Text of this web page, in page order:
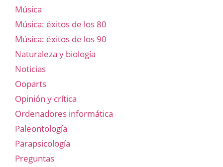
Música
Música: éxitos de los 80
Música: éxitos de los 90
Naturaleza y biología
Noticias
Ooparts
Opinión y crítica
Ordenadores informática
Paleontología
Parapsicología
Preguntas